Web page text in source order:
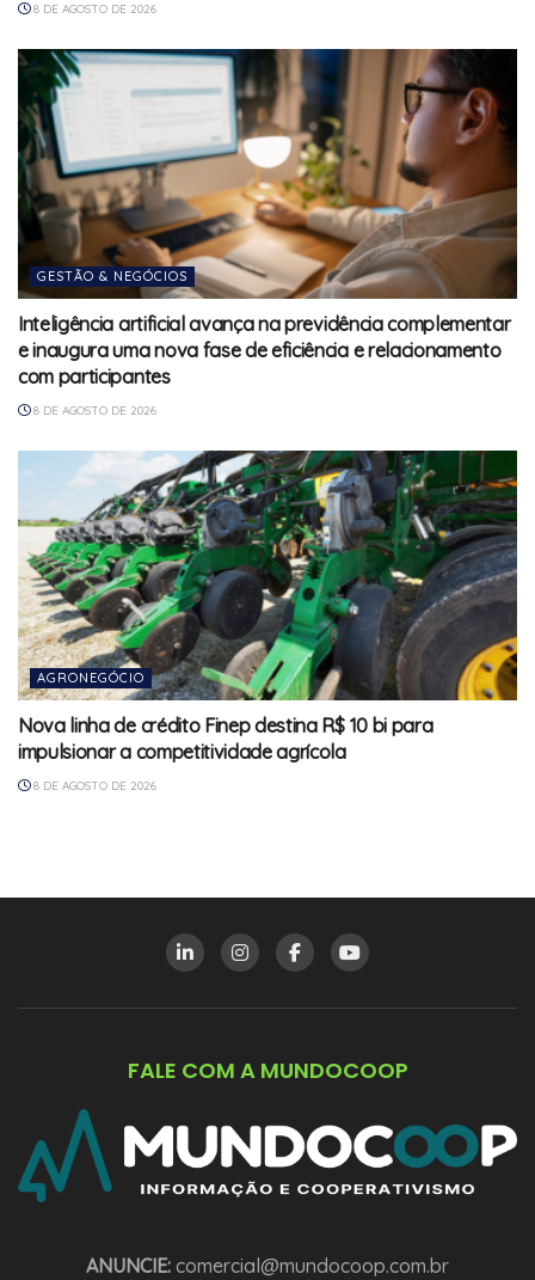
8 DE AGOSTO DE 2026
GESTÃO & NEGÓCIOS
Inteligência artificial avança na previdência complementar
e inaugura uma nova fase de eficiência e relacionamento
com participantes
8 DE AGOSTO DE 2026
AGRONEGÓCIO
Nova linha de crédito Finep destina R$ 10 bi para
impulsionar a competitividade agrícola
8 DE AGOSTO DE 2026
FALE COM A MUNDOCOOP
ANUNCIE: comercial@mundocoop.com.br